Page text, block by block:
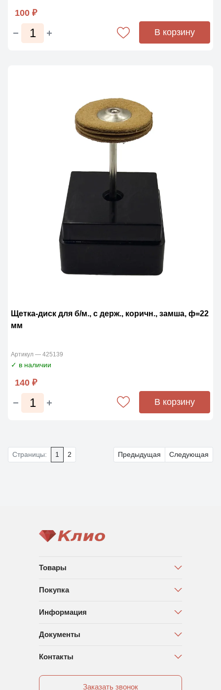
100 ₽
В корзину
Щетка-диск для б/м., с держ., коричн., замша, ф=22
мм
Артикул — 425139
✓ в наличии
140 ₽
В корзину
Страницы: 1 2 Предыдущая Следующая
Товары
Покупка
Информация
Документы
Контакты
Заказать звонок